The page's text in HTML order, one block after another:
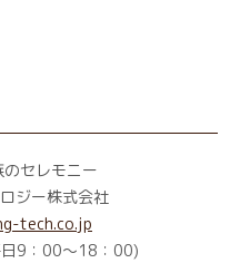
セレモニー
ジー株式会社
tech.co.jp
9：00～18：00)